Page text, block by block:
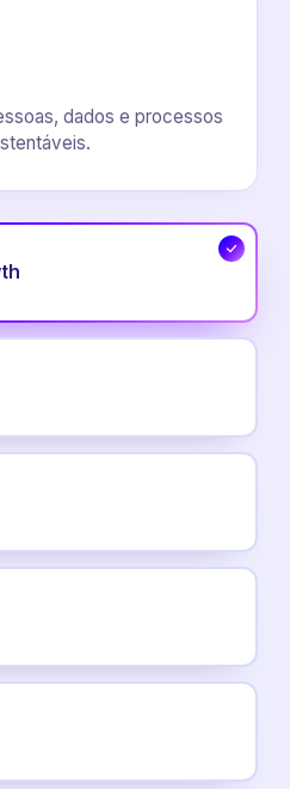
dados e processos